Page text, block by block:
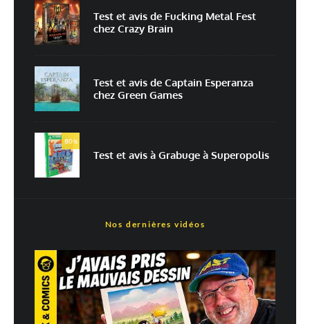
Enregistrer mon nom, mon e-mail et mon site dans le navigateur pour
mon prochain commentaire.
Prévenez-moi de tous les nouveaux commentaires par e-mail.
Prévenez-moi de tous les nouveaux articles par e-mail.
Test et avis de Fucking Metal Fest
chez Crazy Brain
Test et avis de Captain Esperanza
chez Green Games
80%
Test et avis à Grabuge à Superopolis
Nos dernières vidéos